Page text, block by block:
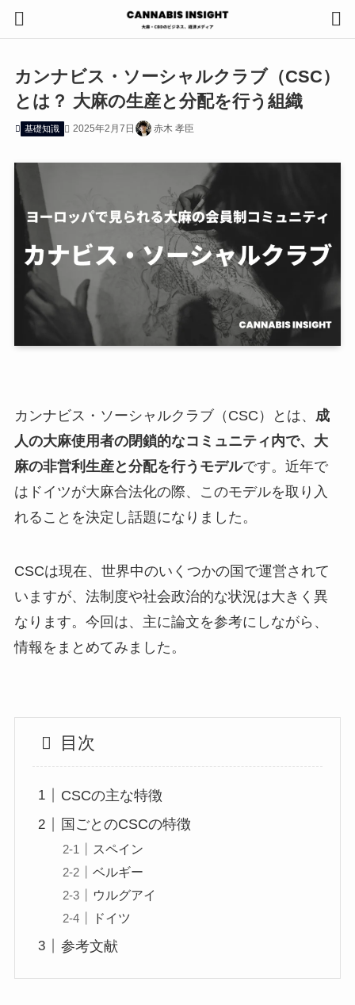
カンナビス・ソーシャルクラブ（CSC）
とは？ 大麻の生産と分配を行う組織
基礎知識 2025年2月7日 赤木 孝臣
カンナビス・ソーシャルクラブ（CSC）とは、 成
人の大麻使用者の閉鎖的なコミュニティ内で、大
麻の非営利生産と分配を行うモデルです。近年で
はドイツが大麻合法化の際、このモデルを取り入
れることを決定し話題になりました。
CSCは現在、世界中のいくつかの国で運営されて
いますが、法制度や社会政治的な状況は大きく異
なります。今回は、主に論文を参考にしながら、
情報をまとめてみました。
目次
CSCの主な特徴
国ごとのCSCの特徴
スペイン
ベルギー
ウルグアイ
ドイツ
参考文献